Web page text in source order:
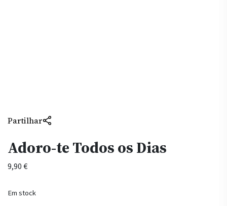
Partilhar
Adoro-te Todos os Dias
9,90€
Em stock